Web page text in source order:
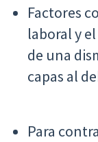
Factores
laboral y
de una
capas al
Para